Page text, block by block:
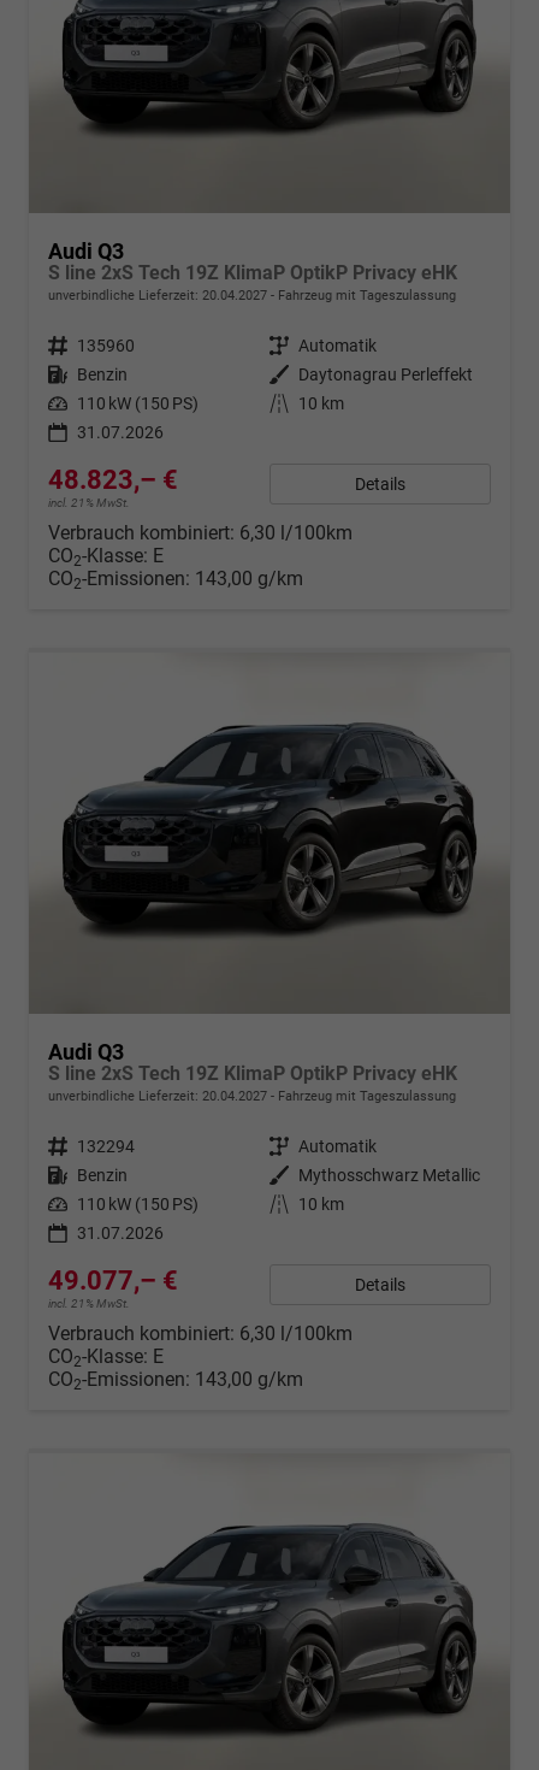
Audi Q3
S line 2xS Tech 19Z KlimaP OptikP Privacy eHK
unverbindliche Lieferzeit: 20.04.2027 Fahrzeug mit Tageszulassung
Fahrzeugnr. 135960 Getriebe Automatik
Kraftstoff Benzin Außenfarbe Daytonagrau Perleffekt
Leistung 110 kW (150 PS) Kilometerstand
10 km
31.07.2026
48.823,– €
incl. 21% MwSt.
Details
Verbrauch kombiniert: 6,30 l/100km
CO2-Klasse: E
CO2-Emissionen: 143,00 g/km
Audi Q3
S line 2xS Tech 19Z KlimaP OptikP Privacy eHK
unverbindliche Lieferzeit: 20.04.2027 Fahrzeug mit Tageszulassung
Fahrzeugnr. 132294 Getriebe Automatik
Kraftstoff Benzin Außenfarbe Mythosschwarz Metallic
Leistung 110 kW (150 PS) Kilometerstand
10 km
31.07.2026
49.077,– €
incl. 21% MwSt.
Details
Verbrauch kombiniert: 6,30 l/100km
CO2-Klasse: E
CO2-Emissionen: 143,00 g/km